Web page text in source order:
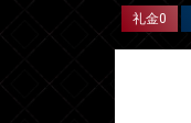
礼金0